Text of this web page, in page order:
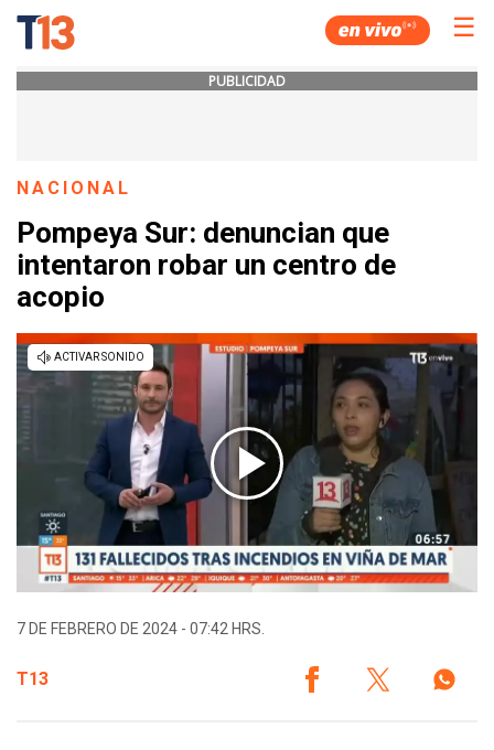
☰
PUBLICIDAD
NACIONAL
Pompeya Sur: denuncian que
intentaron robar un centro de
acopio
7 DE FEBRERO DE 2024 - 07:42 HRS.
T13